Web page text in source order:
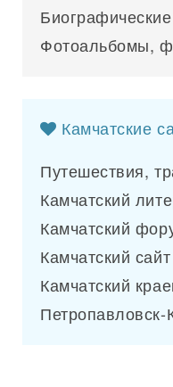
Фотоальбомы,
Камчатские
Путешествия,
Камчатский
Камчатский
Камчатский
Камчатский
Петропавловск-